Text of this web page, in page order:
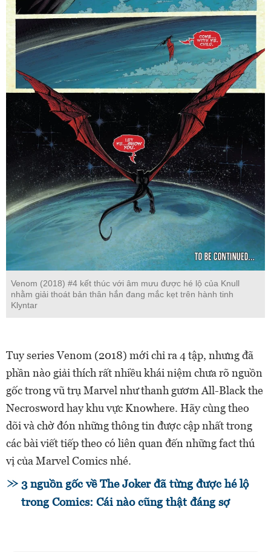
Venom (2018) #4 kết thúc với âm mưu được hé lộ của Knull
nhằm giải thoát bản thân hắn đang mắc kẹt trên hành tinh
Klyntar
Tuy series Venom (2018) mới chỉ ra 4 tập, nhưng đã
phần nào giải thích rất nhiều khái niệm chưa rõ nguồn
gốc trong vũ trụ Marvel như thanh gươm All-Black the
Necrosword hay khu vực Knowhere. Hãy cùng theo
dõi và chờ đón những thông tin được cập nhất trong
các bài viết tiếp theo có liên quan đến những fact thú
vị của Marvel Comics nhé.
3 nguồn gốc về The Joker đã từng được hé lộ
trong Comics: Cái nào cũng thật đáng sợ